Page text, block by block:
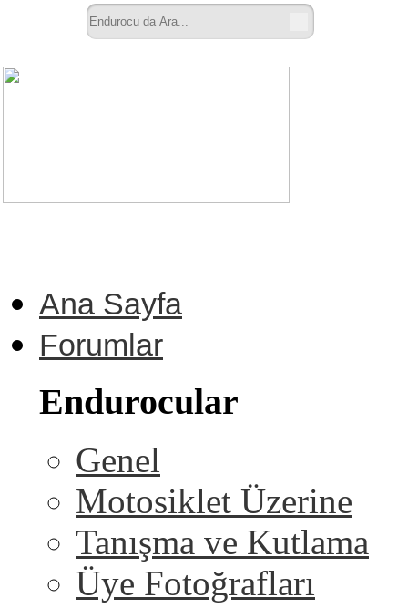
Ana Sayfa
Forumlar
Endurocular
Genel
Motosiklet Üzerine
Tanışma ve Kutlama
Üye Fotoğrafları